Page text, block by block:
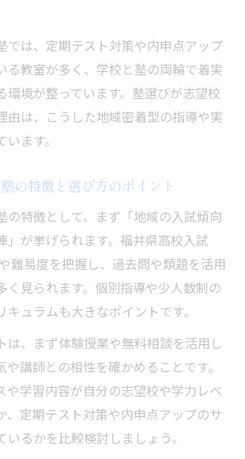
では、定期テスト対策や内申点アップ
る教室が多く、学校と塾の両輪で着実
環境が整っています。塾選びが志望校
由は、こうした地域密着型の指導や実
ます。
の特徴と選び方のポイント
の特徴として、まず「地域の入試傾向
」が挙げられます。福井県高校入試
難易度を把握し、過去問や類題を活用
く見られます。個別指導や少人数制の
ュラムも大きなポイントです。
は、まず体験授業や無料相談を活用し
講師との相性を確かめることです。
や学習内容が自分の志望校や学力レベ
、定期テスト対策や内申点アップのサ
るかを比較検討しましょう。